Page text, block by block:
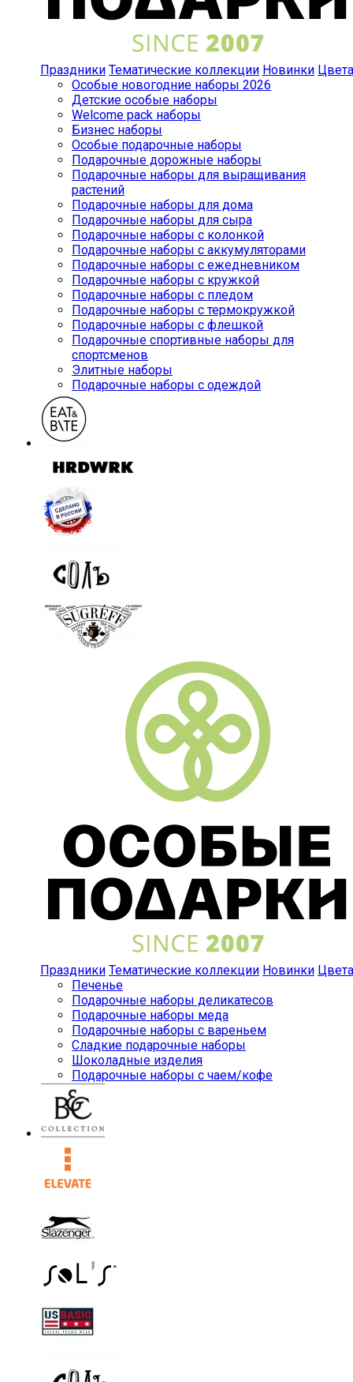
Праздники Тематические коллекции Новинки Цвета
Особые новогодние наборы 2026
Детские особые наборы
Welcome pack наборы
Бизнес наборы
Особые подарочные наборы
Подарочные дорожные наборы
Подарочные наборы для выращивания
растений
Подарочные наборы для дома
Подарочные наборы для сыра
Подарочные наборы с колонкой
Подарочные наборы с аккумуляторами
Подарочные наборы с ежедневником
Подарочные наборы с кружкой
Подарочные наборы с пледом
Подарочные наборы с термокружкой
Подарочные наборы с флешкой
Подарочные спортивные наборы для
спортсменов
Элитные наборы
Подарочные наборы с одеждой
Праздники Тематические коллекции Новинки Цвета
Печенье
Подарочные наборы деликатесов
Подарочные наборы меда
Подарочные наборы с вареньем
Сладкие подарочные наборы
Шоколадные изделия
Подарочные наборы с чаем/кофе